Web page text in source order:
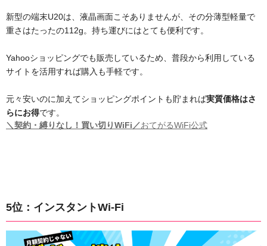
新型の端末U20は、液晶画面こそありませんが、その分薄型軽量で
重さはたったの112g。持ち運びにはとても便利です。
Yahooショッピングでも販売しているため、普段から利用している
サイトを活用すれば購入も手軽です。
元々安いのに加えてショッピングポイントも貯まれば実質価格はさ
らにお得です。
＼契約・縛りなし！買い切りWiFi／おてがるWiFi公式
5位：インスタントWi-Fi